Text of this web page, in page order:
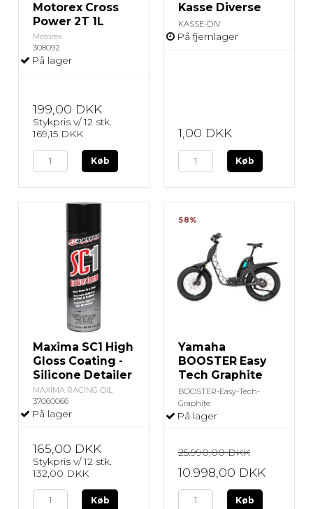
Motorex Cross
Power 2T 1L
Motorex
308092
På lager
199,00 DKK
Stykpris v/ 12 stk.
169,15 DKK
Køb
Kasse Diverse
KASSE-DIV
På fjernlager
1,00 DKK
Køb
Maxima SC1 High
Gloss Coating -
Silicone Detailer
MAXIMA RACING OIL
37060066
På lager
165,00 DKK
Stykpris v/ 12 stk.
132,00 DKK
Køb
58%
Yamaha
BOOSTER Easy
Tech Graphite
BOOSTER-Easy-Tech-
Graphite
På lager
25.990,00 DKK
10.998,00 DKK
Køb